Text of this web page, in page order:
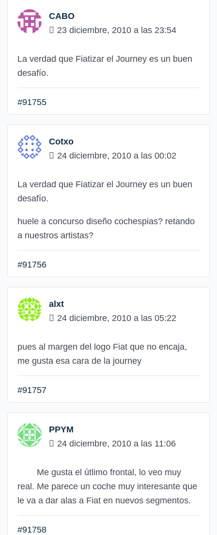
CABO
23 diciembre, 2010 a las 23:54
La verdad que Fiatizar el Journey es un buen
desafío.
#91755
Cotxo
24 diciembre, 2010 a las 00:02
La verdad que Fiatizar el Journey es un buen
desafío.
huele a concurso diseño cochespias? retando
a nuestros artistas?
#91756
alxt
24 diciembre, 2010 a las 05:22
pues al margen del logo Fiat que no encaja,
me gusta esa cara de la journey
#91757
PPYM
24 diciembre, 2010 a las 11:06
Me gusta el útlimo frontal, lo veo muy
real. Me parece un coche muy interesante que
le va a dar alas a Fiat en nuevos segmentos.
#91758